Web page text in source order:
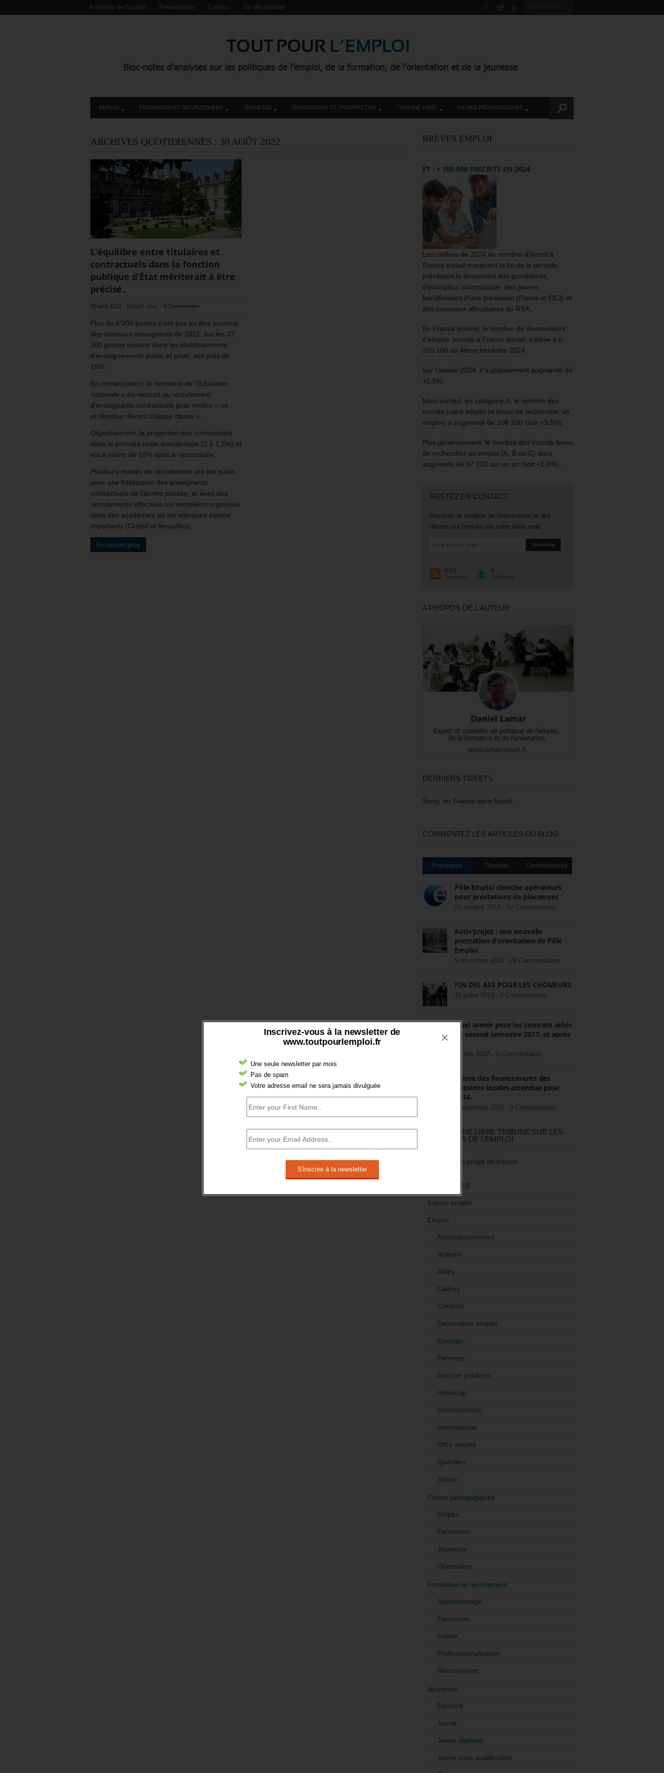
Inscrivez-vous à la newsletter de
www.toutpourlemploi.fr
Une seule newsletter par mois
Pas de spam
Votre adresse email ne sera jamais divulguée
×
A propos de l’auteur Présentation Contact Se désabonner
EMPLOI FORMATION ET RECRUTEMENT JEUNESSE ORIENTATION ET PROSPECTIVE TRIBUNE LIBRE FICHES PÉDAGOGIQUES
ARCHIVES QUOTIDIENNES : 30 AOÛT 2022
L’équilibre entre titulaires et
contractuels dans la fonction
publique d’État mériterait à être
précisé.
30 août 2022 - Daniel Lamar - 0 Commentaire
Plus de 4 000 postes n’ont pas pu être pourvus
des concours enseignants de 2022, sur les 27
300 postes ouverts dans les établissements
d’enseignements public et privé, soit près de
15%.
En conséquence, le ministère de l’Education
nationale a eu recours au recrutement
d’enseignants contractuels pour mettre « un
professeur devant chaque classe ».
Objectivement, la proportion des contractuels
dans le primaire reste anecdotique (1 à 1,5%) et
est à moins de 10% dans le secondaire.
Plusieurs modes de recrutement ont été suivis
avec une fidélisation des enseignants
contractuels de l’année passée, et avec des
recrutements effectués sur entretiens organisés
dans des académies où les manques étaient
importants (Créteil et Versailles).
En savoir plus
BRÈVES EMPLOI
FT : + 100 000 INSCRITS EN 2024
Les chiffres de 2024 du nombre d’inscrit à
France travail marquent la fin de la période
précédant le lancement des procédures
d’inscription automatique, des jeunes
bénéficiaires d’une prestation (Pacea et CEJ) et
des nouveaux allocataires du RSA.
En France entière, le nombre de demandeurs
d’emploi, inscrits à France travail, s’élève à 6
255 100 au 4ème trimestre 2024.
Sur l’année 2024, il a globalement augmenté de
+1,5%.
Mais surtout, en catégorie A, le nombre des
inscrits (sans emploi et tenus de rechercher un
emploi) a augmenté de 106 200 (soit +3,5%).
Plus généralement, le nombre des inscrits tenus
de rechercher un emploi (A, B ou C) aura
augmenté de 97 200 sur un an (soit +1,8%).
RESTEZ EN CONTACT
Recevez le meilleur de l'information et des
débats sur l'emploi sur votre boite mail.
RSS
Souscrire
0
Followers
A PROPOS DE L’AUTEUR
DERNIERS TWEETS
Sorry, no Tweets were found.
COMMENTEZ LES ARTICLES DU BLOG
Populaires Récents Commentaires
Pôle Emploi cherche opérateurs
pour prestations de placement
23 octobre 2014 - 52 Commentaires
Activ’projet : une nouvelle
prestation d’orientation de Pôle
Emploi
5 décembre 2014 - 26 Commentaires
FIN DES ASS POUR LES CHÔMEURS
15 juillet 2018 - 8 Commentaires
Quel avenir pour les contrats aidés
au second semestre 2017, et après
22 mai 2017 - 5 Commentaires
Baisse des financements des
missions locales attendue pour
2016.
3 novembre 2015 - 3 Commentaires
RÉDIGEZ UNE LIBRE TRIBUNE SUR LES
POLITIQUES DE L’EMPLOI
>Décrire mon projet de tribune
CATÉGORIES
brèves emploi
Emploi
Accompagnement
Acteurs
Aides
Cadres
Création
Demandeur emploi
Etranger
Femmes
fonction publique
Handicap
Indemnisation
International
Offre emploi
Quartiers
Sénior
Fiches pédagogiques
Emploi
Formation
Jeunesse
Orientation
Formation et recrutement
Apprentissage
Formation
Initiale
Professionnalisation
Recrutement
Jeunesse
Etudiant
Jeune
Jeune diplômé
Jeune sans qualification